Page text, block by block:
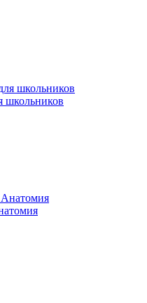
школьников